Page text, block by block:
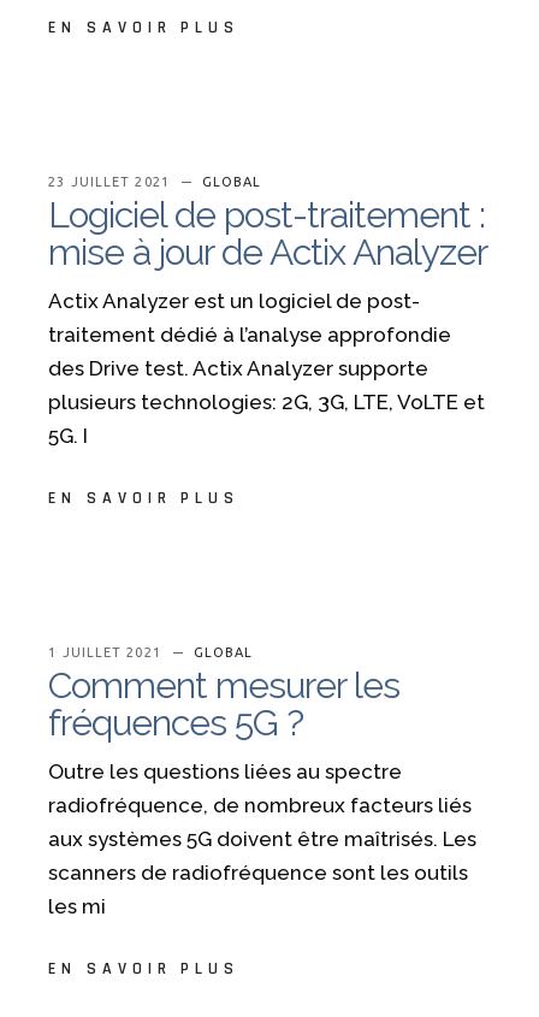
EN SAVOIR PLUS
23 JUILLET 2021 GLOBAL
Logiciel de post-traitement :
mise à jour de Actix Analyzer
Actix Analyzer est un logiciel de post-
traitement dédié à l’analyse approfondie
des Drive test. Actix Analyzer supporte
plusieurs technologies: 2G, 3G, LTE, VoLTE et
5G. I
EN SAVOIR PLUS
1 JUILLET 2021 GLOBAL
Comment mesurer les
fréquences 5G ?
Outre les questions liées au spectre
radiofréquence, de nombreux facteurs liés
aux systèmes 5G doivent être maîtrisés. Les
scanners de radiofréquence sont les outils
les mi
EN SAVOIR PLUS